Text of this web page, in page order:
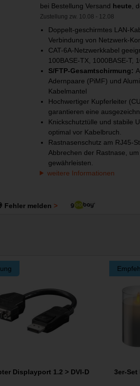
bei Bestellung Versand heute ,
Zustellung zw. 10.08 - 12.08
Doppelt-geschirmtes LAN-
Verbindung von Netzwerk-
CAT-6A-Netzwerkkabel
100BASE-TX, 1000BASE-T,
S/FTP-Gesamtschirmung:
Adernpaare (PiMF) und
Kabelmantel
Hochwertiger Kupferleiter
garantieren eine
Knickschutztülle und stabile
optimal vor Kabelbruch.
Rastnasenschutz am RJ45-
Abbrechen der Rastnase,
gewährleisten.
weitere Informationen
Fehler melden
Displayport 1.2 > DVI-D
3er-Set